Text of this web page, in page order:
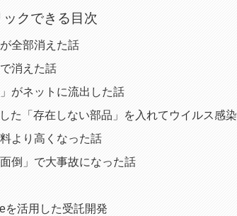
ックできる目次
全部消えた話
消えた話
がネットに流出した話
た「存在しない部品」を入れてウイルス感染
より高くなった話
倒」で大事故になった話
を活用した受託開発